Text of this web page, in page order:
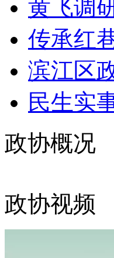
黄飞调
传承红
滨江区
民生实
政协概况
政协视频